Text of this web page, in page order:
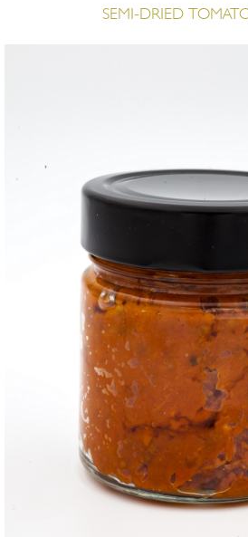
SEMI-DRIED